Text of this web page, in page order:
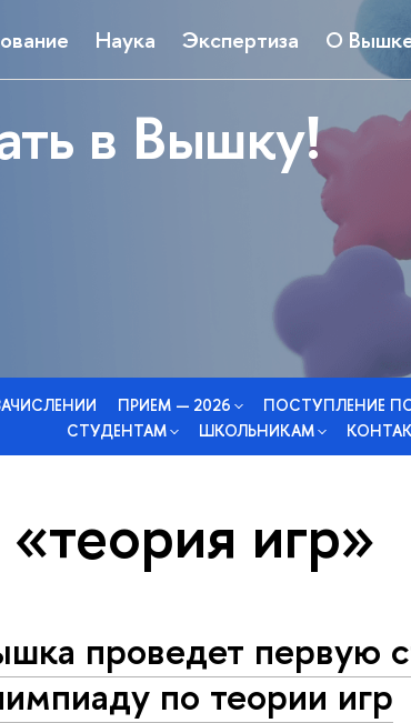
Наука Экспертиза О
в Вышку!
ПРИЕМ — 2026 ПОСТУПЛЕНИЕ
СТУДЕНТАМ
ШКОЛЬНИКАМ
игр»
проведет первую
по теории игр